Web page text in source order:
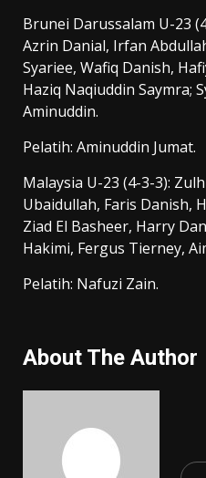
Brunei Darussalam U-23
Azrin Danial, Irfan
Syariee, Wafiq Danish,
Haziq Naqiuddin Saymra;
Aminuddin.
Pelatih: Aminuddin Jumat.
Malaysia U-23 (4-3-3):
Ubaidullah, Faris Danish,
Ziad El Basheer, Harry
Hakimi, Fergus Tierney,
Pelatih: Nafuzi Zain.
About The Author